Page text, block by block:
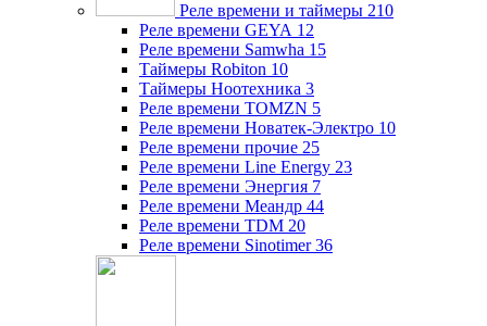
Реле времени и таймеры 210
Реле времени GEYA 12
Реле времени Samwha 15
Таймеры Robiton 10
Таймеры Ноотехника 3
Реле времени TOMZN 5
Реле времени Новатек-Электро 10
Реле времени прочие 25
Реле времени Line Energy 23
Реле времени Энергия 7
Реле времени Меандр 44
Реле времени TDM 20
Реле времени Sinotimer 36